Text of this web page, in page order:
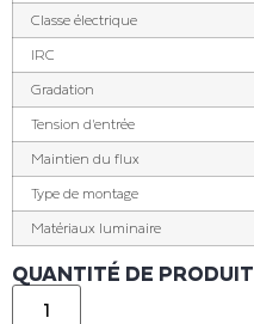
Classe électrique
IRC
Gradation
Tension d'entrée
Maintien du flux
Type de montage
Matériaux luminaire
QUANTITÉ DE PRODUIT